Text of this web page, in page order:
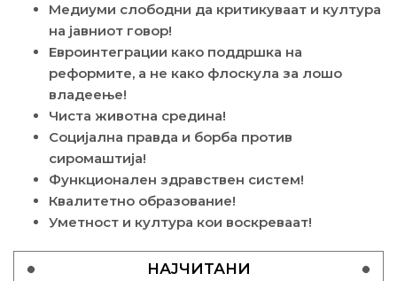
Медиуми слободни да критикуваат и култура
на јавниот говор!
Евроинтеграции како поддршка на
реформите, а не како флоскула за лошо
владеење!
Чиста животна средина!
Социјална правда и борба против
сиромаштија!
Функционален здравствен систем!
Квалитетно образование!
Уметност и култура кои воскреваат!
НАЈЧИТАНИ